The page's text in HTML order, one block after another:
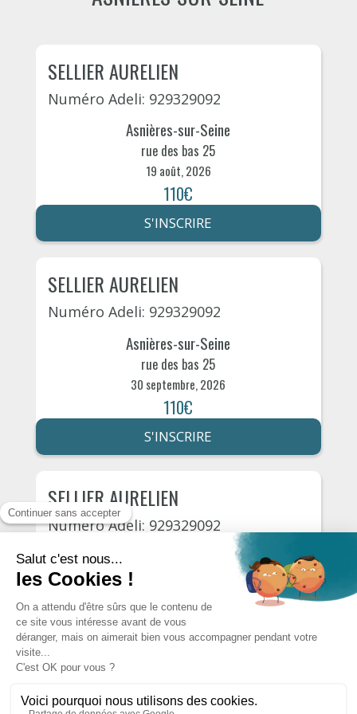
SELLIER AURELIEN
Numéro Adeli: 929329092
Asnières-sur-Seine
rue des bas 25
19 août, 2026
110€
S'INSCRIRE
SELLIER AURELIEN
Numéro Adeli: 929329092
Asnières-sur-Seine
rue des bas 25
30 septembre, 2026
110€
S'INSCRIRE
SELLIER AURELIEN
Numéro Adeli: 929329092
110€
Autres psychologues du département